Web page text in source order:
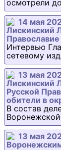
осмотрели
14 мая
Лискинский
Интервью
сетевому
13 мая
Лискинский
Русской
обители в
В состав
13 мая